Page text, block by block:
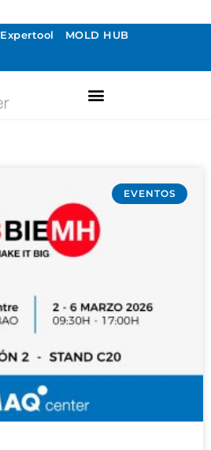
Expertool MOLD HUB
EVENTOS